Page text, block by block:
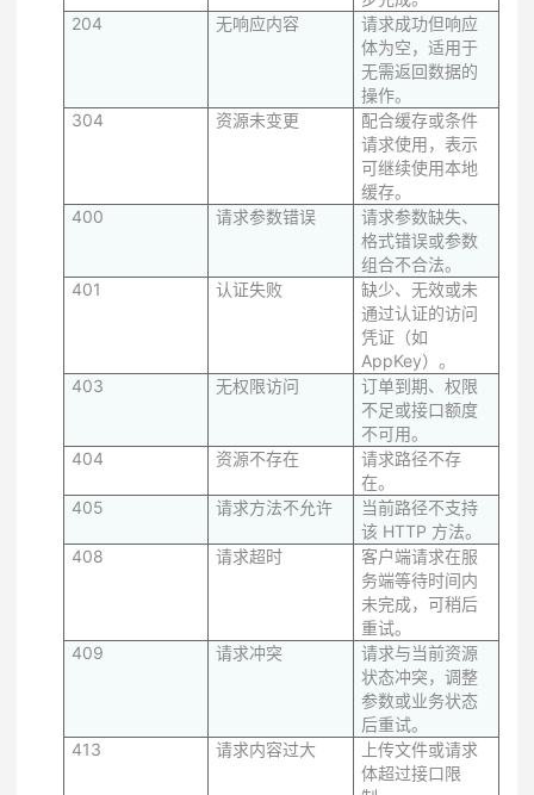
204
无响应内容
请求成功但响应
体为空，适用于
无需返回数据的
操作。
304
资源未变更
配合缓存或条件
请求使用，表示
可继续使用本地
缓存。
400
请求参数错误
请求参数缺失、
格式错误或参数
组合不合法。
401
认证失败
缺少、无效或未
通过认证的访问
凭证（如
AppKey）。
403
无权限访问
订单到期、权限
不足或接口额度
不可用。
404
资源不存在
请求路径不存
在。
405
请求方法不允许
当前路径不支持
该 HTTP 方法。
408
请求超时
客户端请求在服
务端等待时间内
未完成，可稍后
重试。
409
请求冲突
请求与当前资源
状态冲突，调整
参数或业务状态
后重试。
413
请求内容过大
上传文件或请求
体超过接口限